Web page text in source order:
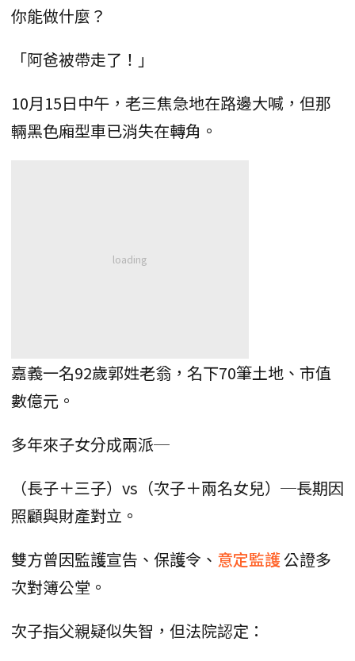
你能做什麼？
「阿爸被帶走了！」
10月15日中午，老三焦急地在路邊大喊，但那
輛黑色廂型車已消失在轉角。
嘉義一名92歲郭姓老翁，名下70筆土地、市值
數億元。
多年來子女分成兩派─
（長子＋三子）vs（次子＋兩名女兒）─長期因
照顧與財產對立。
雙方曾因監護宣告、保護令、 意定監護公證多
次對簿公堂。
次子指父親疑似失智，但法院認定：